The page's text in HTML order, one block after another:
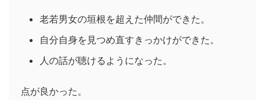
老若男女の垣根を超えた仲間ができた。
自分自身を見つめ直すきっかけができた。
人の話が聴けるようになった。
点が良かった。